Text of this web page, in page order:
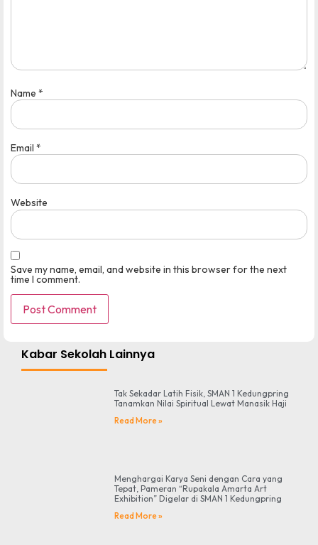
Name *
Email *
Website
Save my name, email, and website in this browser for the next
time I comment.
Kabar Sekolah Lainnya
Tak Sekadar Latih Fisik, SMAN 1 Kedungpring
Tanamkan Nilai Spiritual Lewat Manasik Haji
Read More »
Menghargai Karya Seni dengan Cara yang
Tepat, Pameran “Rupakala Amarta Art
Exhibition” Digelar di SMAN 1 Kedungpring
Read More »